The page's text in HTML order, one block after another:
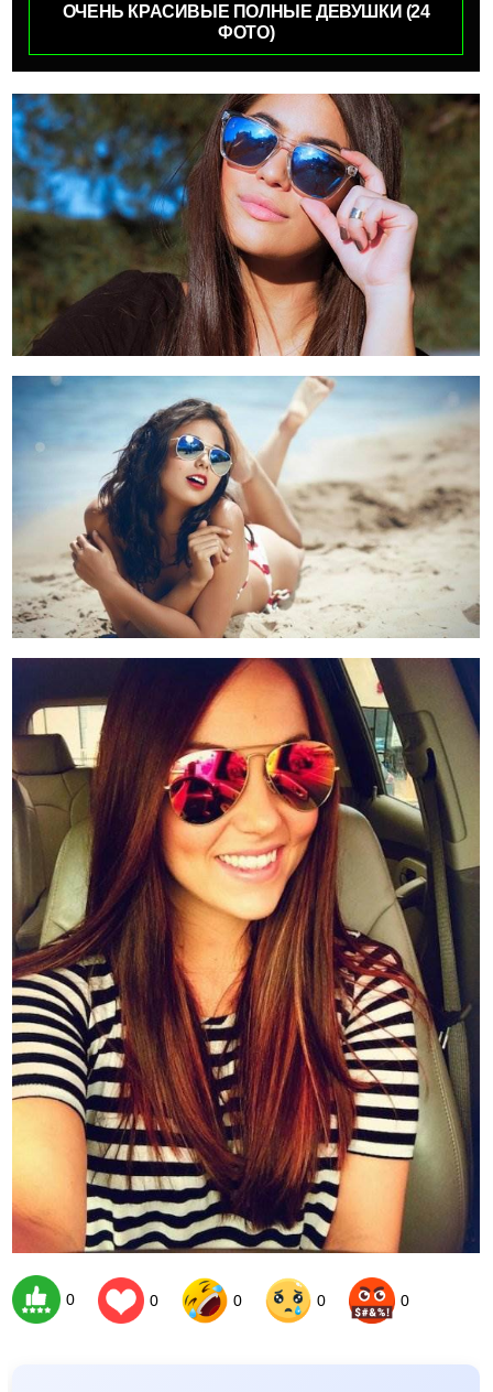
ОЧЕНЬ КРАСИВЫЕ ПОЛНЫЕ ДЕВУШКИ (24
ФОТО)
0 0 0 0 0